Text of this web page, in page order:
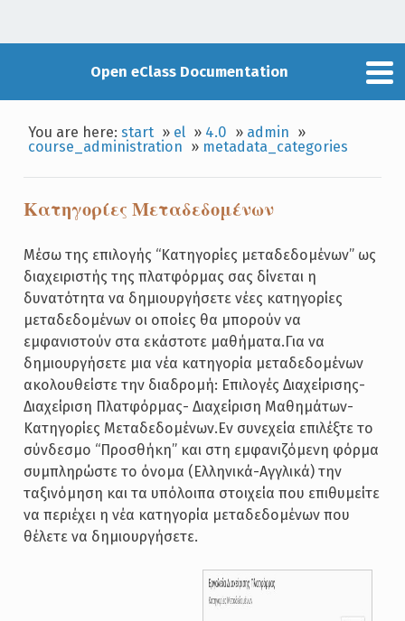
Open eClass Documentation
You are here:start » el » 4.0 » admin »
course_administration » metadata_categories
Κατηγορίες Μεταδεδομένων
Μέσω της επιλογής “Κατηγορίες μεταδεδομένων” ως
διαχειριστής της πλατφόρμας σας δίνεται η
δυνατότητα να δημιουργήσετε νέες κατηγορίες
μεταδεδομένων οι οποίες θα μπορούν να
εμφανιστούν στα εκάστοτε μαθήματα.Για να
δημιουργήσετε μια νέα κατηγορία μεταδεδομένων
ακολουθείστε την διαδρομή: Επιλογές Διαχείρισης-
Διαχείριση Πλατφόρμας- Διαχείριση Μαθημάτων-
Κατηγορίες Μεταδεδομένων.Εν συνεχεία επιλέξτε το
σύνδεσμο “Προσθήκη” και στη εμφανιζόμενη φόρμα
συμπληρώστε το όνομα (Ελληνικά-Αγγλικά) την
ταξινόμηση και τα υπόλοιπα στοιχεία που επιθυμείτε
να περιέχει η νέα κατηγορία μεταδεδομένων που
θέλετε να δημιουργήσετε.